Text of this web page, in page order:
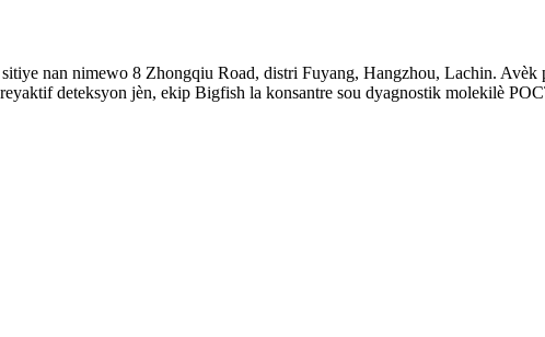
nan nimewo 8 Zhongqiu Road, distri Fuyang, Hangzhou, Lachin.
deteksyon jèn, ekip Bigfish la konsantre sou dyagnostik molekilè